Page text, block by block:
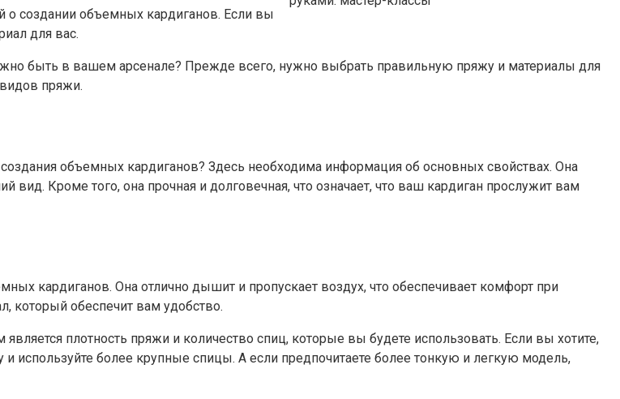
о создании объемных кардиганов. Если вы
для вас.
быть в вашем арсенале? Прежде всего, нужно выбрать правильную пряжу и материалы для
пряжи.
объемных кардиганов? Здесь необходима информация об основных свойствах. Она
Кроме того, она прочная и долговечная, что означает, что ваш кардиган прослужит вам
кардиганов. Она отлично дышит и пропускает воздух, что обеспечивает комфорт при
который обеспечит вам удобство.
плотность пряжи и количество спиц, которые вы будете использовать. Если вы хотите,
более крупные спицы. А если предпочитаете более тонкую и легкую модель,